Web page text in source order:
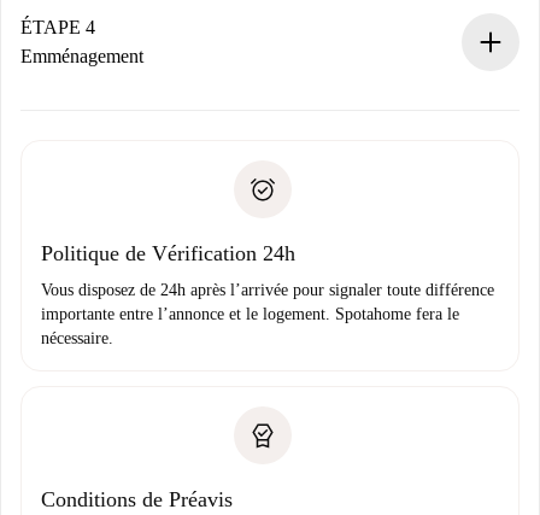
contact avec le propriétaire.
Si refusé : aucun prélèvement et nous vous proposerons
Justificatif de solvabilité
ÉTAPE 4
Emménagement
uniquement si aucun problème n'est signalé.
Politique de Vérification 24h
Vous disposez de 24h après l’arrivée pour signaler toute différence
importante entre l’annonce et le logement. Spotahome fera le
nécessaire.
Conditions de Préavis